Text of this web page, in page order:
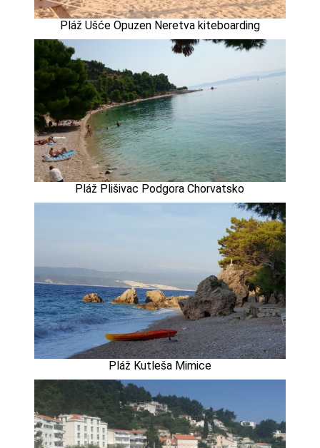
Pláž Ušće Opuzen Neretva kiteboarding
Pláž Plišivac Podgora Chorvatsko
Pláž Kutleša Mimice